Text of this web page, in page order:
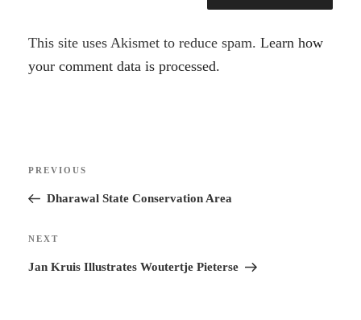
A
l
t
e
This site uses Akismet to reduce spam.Learn how
your comment data is processed.
Previous
Post
PREVIOUS
Dharawal State Conservation Area
Next
Post
NEXT
Jan Kruis Illustrates Woutertje Pieterse